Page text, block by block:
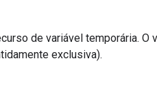
de variável temporária. O
exclusiva).